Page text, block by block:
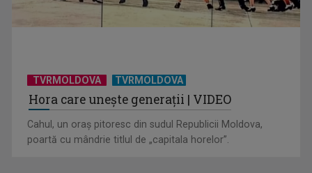
TVRMOLDOVA TVRMOLDOVA
Hora care unește generații | VIDEO
Cahul, un oraș pitoresc din sudul Republicii Moldova,
poartă cu mândrie titlul de „capitala horelor”.